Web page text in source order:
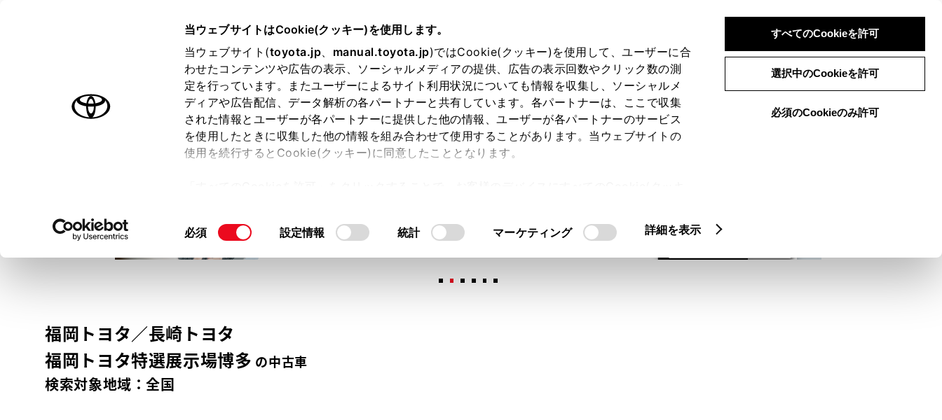
当ウェブサイトはCookie(クッキー)を使用します。
当ウェブサイト(toyota.jp、 manual.toyota.jp)ではCookie(クッキー)を使用して、ユーザーに合
わせたコンテンツや広告の表示、ソーシャルメディアの提供、広告の表示回数やクリック数の測
定を行っています。またユーザーによるサイト利用状況についても情報を収集し、ソーシャルメ
ディアや広告配信、データ解析の各パートナーと共有しています。各パートナーは、ここで収集
された情報とユーザーが各パートナーに提供した他の情報、ユーザーが各パートナーのサービス
を使用したときに収集した他の情報を組み合わせて使用することがあります。当ウェブサイトの
使用を続行するとCookie(クッキー)に同意したこととなります。
て」をご覧ください。
同
必須 設定情報 統計 マーケティング 詳細を表示
すべてのCookieを許可
選択中のCookieを許可
必須のCookieのみ許可
ログイン 検索 メニュー
オーナーサポート トピックス
トヨタ認定中古車 メニュー
トヨタ認定中古車の魅力 3つの買い方 オンライン購入お気に入り 保存した見積り
福岡トヨタ／長崎トヨタ
福岡トヨタ特選展示場博多 の中古車
検索対象地域：全国